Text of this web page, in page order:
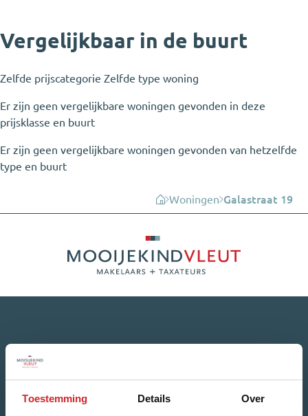
Toestemming Details Over
Vergelijkbaar in de buurt
Zelfde prijscategorie Zelfde type woning
Er zijn geen vergelijkbare woningen gevonden in deze
prijsklasse en buurt
Er zijn geen vergelijkbare woningen gevonden van hetzelfde
type en buurt
Woningen Galastraat 19
huizenmarkt?